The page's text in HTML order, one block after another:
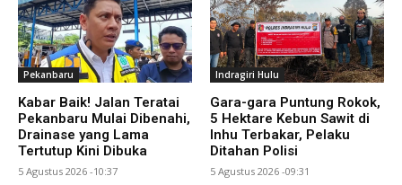
Pekanbaru
Kabar Baik! Jalan Teratai
Pekanbaru Mulai Dibenahi,
Drainase yang Lama
Tertutup Kini Dibuka
5 Agustus 2026 -10:37
Indragiri Hulu
Gara-gara Puntung Rokok,
5 Hektare Kebun Sawit di
Inhu Terbakar, Pelaku
Ditahan Polisi
5 Agustus 2026 -09:31